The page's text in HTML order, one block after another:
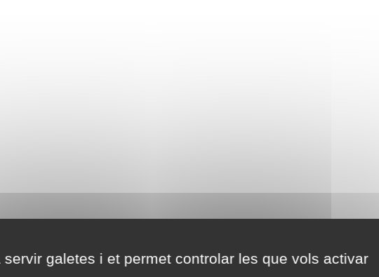
galetes i et permet controlar les que vols activar